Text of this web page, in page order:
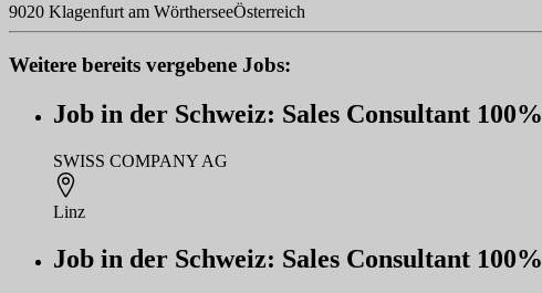
9020 Klagenfurt am WörtherseeÖsterreich
Weitere bereits vergebene Jobs:
Job in der Schweiz: Sales Consultant 100%
SWISS COMPANY AG
Linz
Job in der Schweiz: Sales Consultant 100%